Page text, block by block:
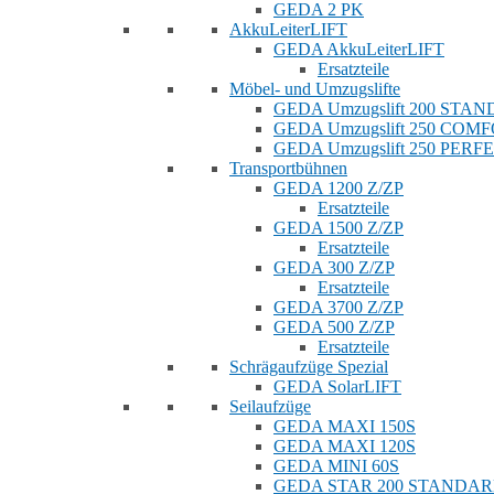
GEDA 2 PK
AkkuLeiterLIFT
GEDA AkkuLeiterLIFT
Ersatzteile
Möbel- und Umzugslifte
GEDA Umzugslift 200
GEDA Umzugslift 250
GEDA Umzugslift 250
Transportbühnen
GEDA 1200 Z/ZP
Ersatzteile
GEDA 1500 Z/ZP
Ersatzteile
GEDA 300 Z/ZP
Ersatzteile
GEDA 3700 Z/ZP
GEDA 500 Z/ZP
Ersatzteile
Schrägaufzüge Spezial
GEDA SolarLIFT
Seilaufzüge
GEDA MAXI 150S
GEDA MAXI 120S
GEDA MINI 60S
GEDA STAR 200